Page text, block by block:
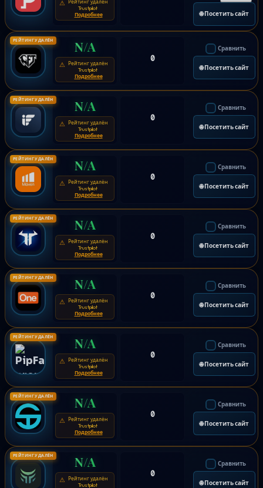
⚠
Trustpilot
Подробнее
🌐 Посетить сайт
РЕЙТИНГ УДАЛЁН N/A
⚠ Рейтинг удалён
Trustpilot
Подробнее
0
Сравнить
🌐 Посетить сайт
РЕЙТИНГ УДАЛЁН N/A
⚠ Рейтинг удалён
Trustpilot
Подробнее
0
Сравнить
🌐 Посетить сайт
РЕЙТИНГ УДАЛЁН N/A
⚠ Рейтинг удалён
Trustpilot
Подробнее
0
Сравнить
🌐 Посетить сайт
РЕЙТИНГ УДАЛЁН N/A
⚠ Рейтинг удалён
Trustpilot
Подробнее
0
Сравнить
🌐 Посетить сайт
РЕЙТИНГ УДАЛЁН N/A
⚠ Рейтинг удалён
Trustpilot
Подробнее
0
Сравнить
🌐 Посетить сайт
РЕЙТИНГ УДАЛЁН N/A
⚠ Рейтинг удалён
Trustpilot
Подробнее
0
Сравнить
🌐 Посетить сайт
РЕЙТИНГ УДАЛЁН N/A
⚠ Рейтинг удалён
Trustpilot
Подробнее
0
Сравнить
🌐 Посетить сайт
РЕЙТИНГ УДАЛЁН N/A
⚠ Рейтинг удалён
Trustpilot
0
Сравнить
🌐 Посетить сайт